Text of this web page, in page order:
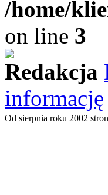
/home/
on line 3
Redakcja
informację
Od sierpnia roku 2002